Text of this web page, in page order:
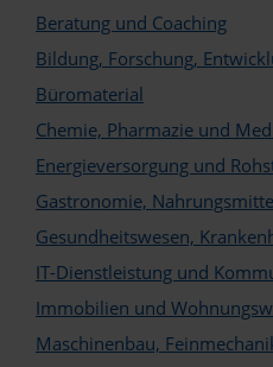
Beratung und Coaching
Bildung, Forschung,
Büromaterial
Chemie, Pharmazie und
Energieversorgung und
Gastronomie,
Gesundheitswesen,
IT-Dienstleistung und
Immobilien und
Maschinenbau,